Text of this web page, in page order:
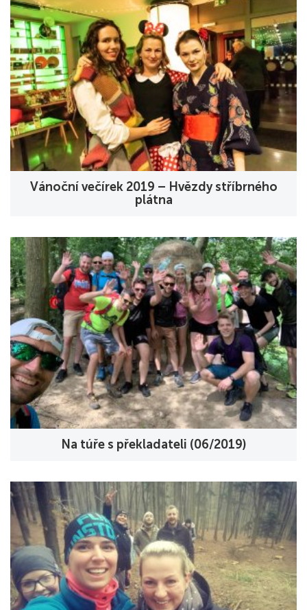
Vánoční večírek 2019 – Hvězdy stříbrného
plátna
Na túře s překladateli (06/2019)